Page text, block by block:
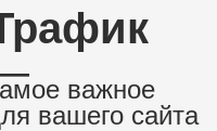
важное
вашего сайта